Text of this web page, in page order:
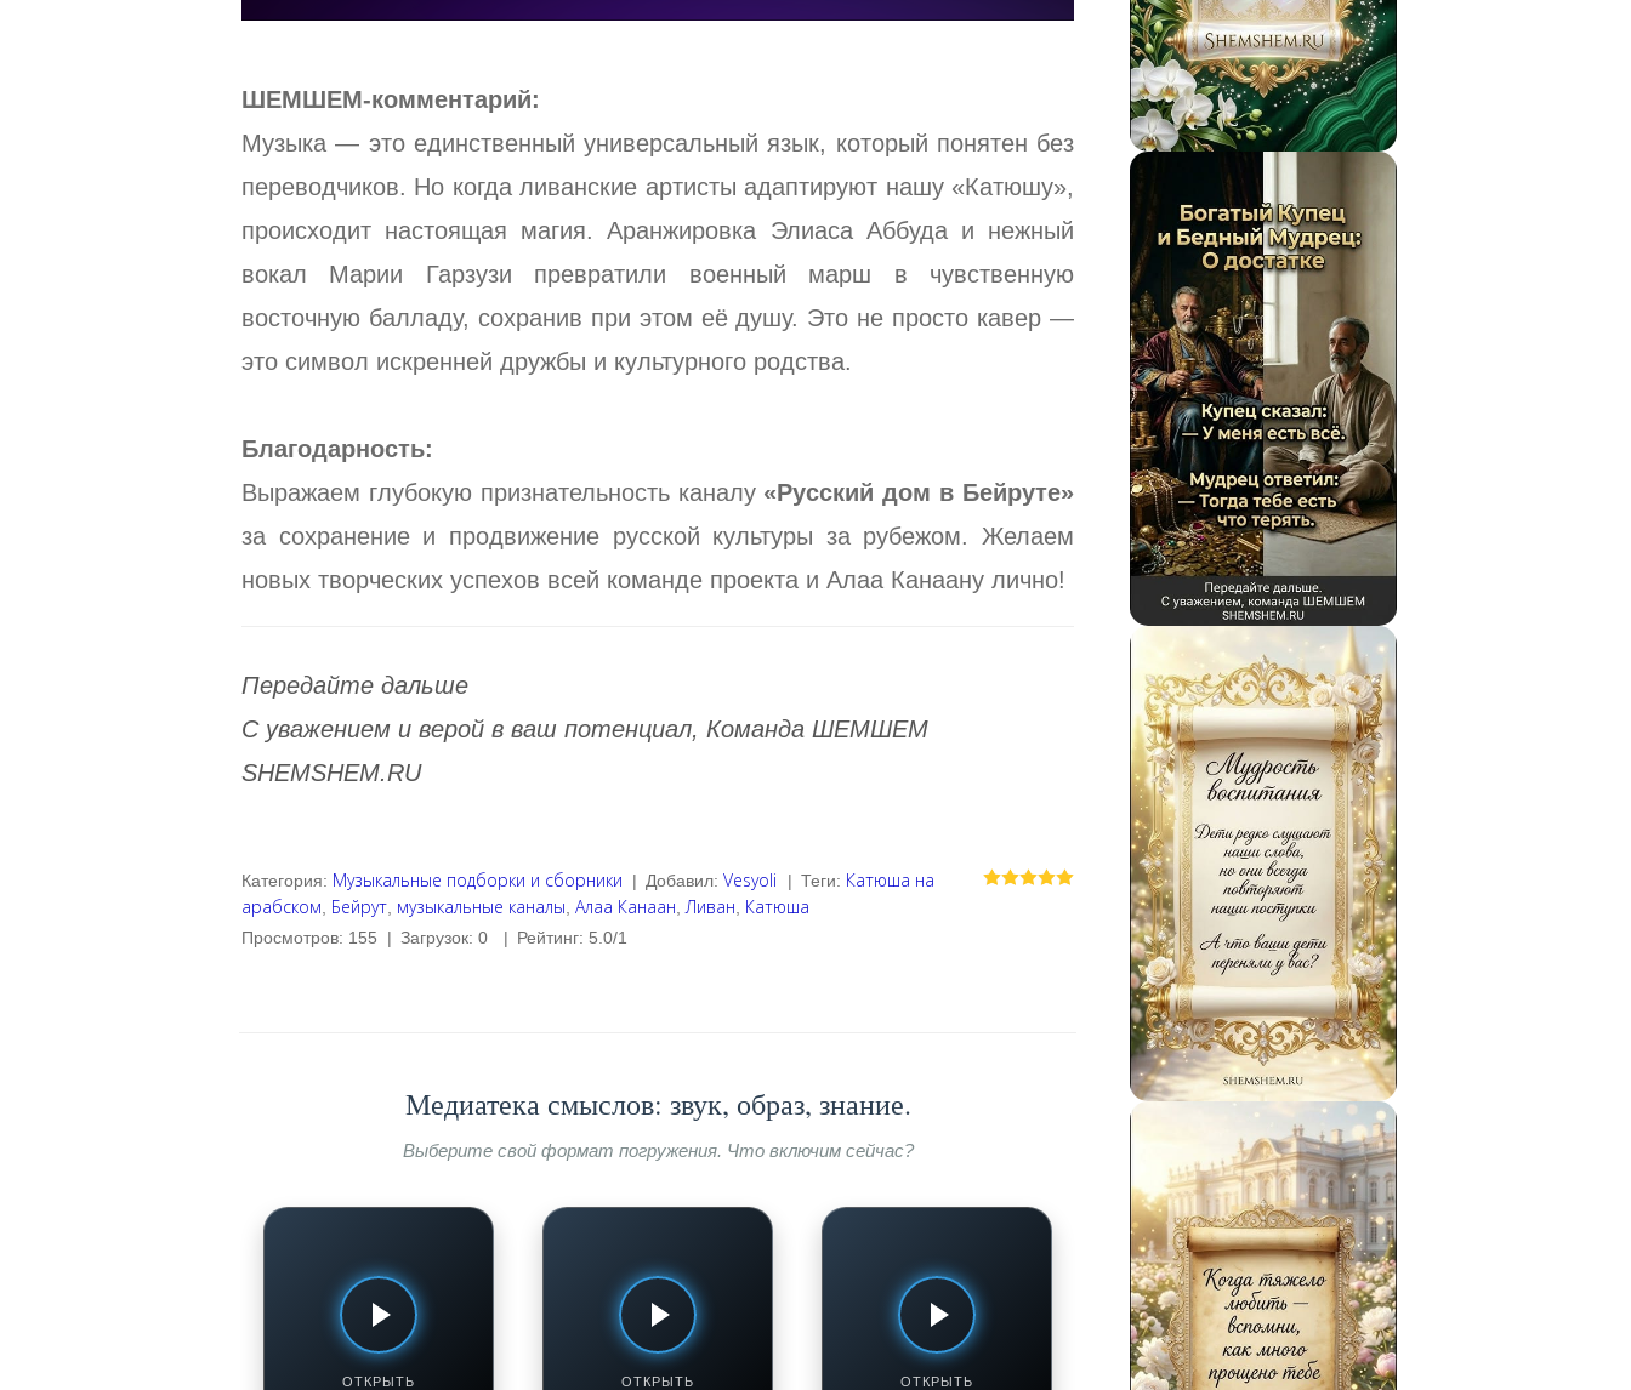
ШЕМШЕМ-комментарий:
Музыка — это единственный универсальный язык, который понятен без
переводчиков. Но когда ливанские артисты адаптируют нашу «Катюшу»,
происходит настоящая магия. Аранжировка Элиаса Аббуда и нежный
вокал Марии Гарзузи превратили военный марш в чувственную
восточную балладу, сохранив при этом её душу. Это не просто кавер —
это символ искренней дружбы и культурного родства.
Благодарность:
Выражаем глубокую признательность каналу «Русский дом в Бейруте»
за сохранение и продвижение русской культуры за рубежом. Желаем
новых творческих успехов всей команде проекта и Алаа Канаану лично!
Передайте дальше
С уважением и верой в ваш потенциал, Команда ШЕМШЕМ
SHEMSHEM.RU
Категория: Музыкальные подборки и сборники | Добавил: Vesyoli | Теги: Катюша на
арабском Бейрут музыкальные каналы Алаа Канаан Ливан Катюша
Просмотров: 155 | Загрузок: 0 | Рейтинг: 5.0/1
Медиатека смыслов: звук, образ, знание.
Выберите свой формат погружения. Что включим сейчас?
ОТКРЫТЬ
МУЗЫКАЛЬНЫЕ РАДИОСТАНЦИИ
Радио Монте Карло
Смотреть / Слушать
ОТКРЫТЬ
КУЛИНАРНАЯ МАСТЕРСКАЯ:
ТЕХНИКИ И РЕЦЕПТЫ
Лазанья с соусом
бешамель
Смотреть / Слушать ОТКРЫТЬ
МЕЖДУНАРОДНАЯ КУХНЯ:
ОЛИВИЯ ОРТИЗ
Ленивые голубцы